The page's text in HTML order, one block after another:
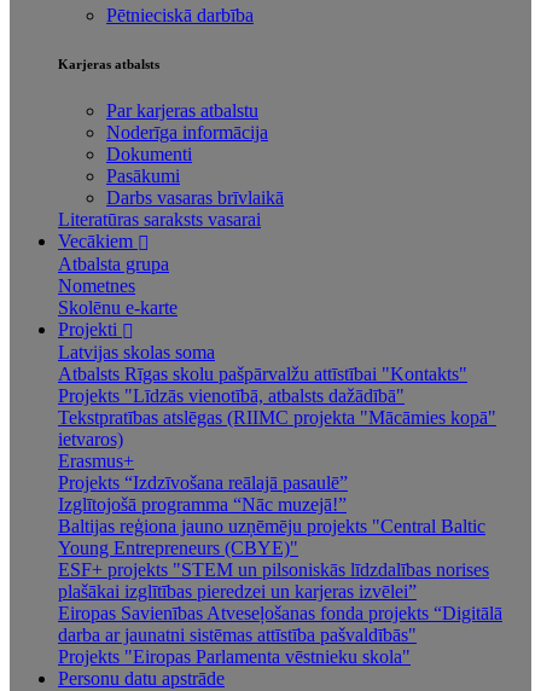
Pētnieciskā darbība
Karjeras atbalsts
Par karjeras atbalstu
Noderīga informācija
Dokumenti
Pasākumi
Darbs vasaras brīvlaikā
Literatūras saraksts vasarai
Vecākiem
Atbalsta grupa
Nometnes
Skolēnu e-karte
Projekti
Latvijas skolas soma
Atbalsts Rīgas skolu pašpārvalžu attīstībai "Kontakts"
Projekts "Līdzās vienotībā, atbalsts dažādībā"
Tekstpratības atslēgas (RIIMC projekta "Mācāmies kopā"
ietvaros)
Erasmus+
Projekts “Izdzīvošana reālajā pasaulē”
Izglītojošā programma “Nāc muzejā!”
Baltijas reģiona jauno uzņēmēju projekts "Central Baltic
Young Entrepreneurs (CBYE)"
ESF+ projekts "STEM un pilsoniskās līdzdalības norises
plašākai izglītības pieredzei un karjeras izvēlei”
Eiropas Savienības Atveseļošanas fonda projekts “Digitālā
darba ar jaunatni sistēmas attīstība pašvaldībās"
Projekts "Eiropas Parlamenta vēstnieku skola"
Personu datu apstrāde